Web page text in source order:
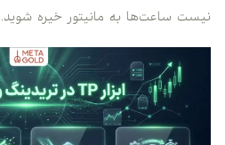
نیست ساعت‌ها به مانیتور خیره شوید.